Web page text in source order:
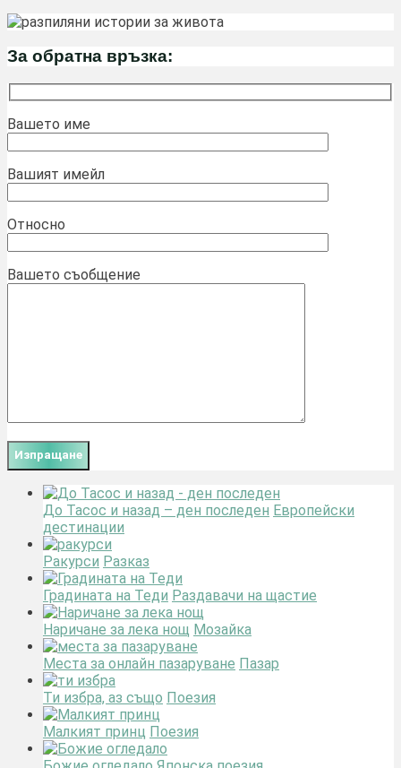
За обратна връзка:
Вашето име
Вашият имейл
Относно
Вашето съобщение
До Тасос и назад – ден последен Европейски
дестинации
Ракурси Разказ
Градината на Теди Раздавачи на щастие
Наричане за лека нощ Мозайка
Места за онлайн пазаруване Пазар
Ти избра, аз също Поезия
Малкият принц Поезия